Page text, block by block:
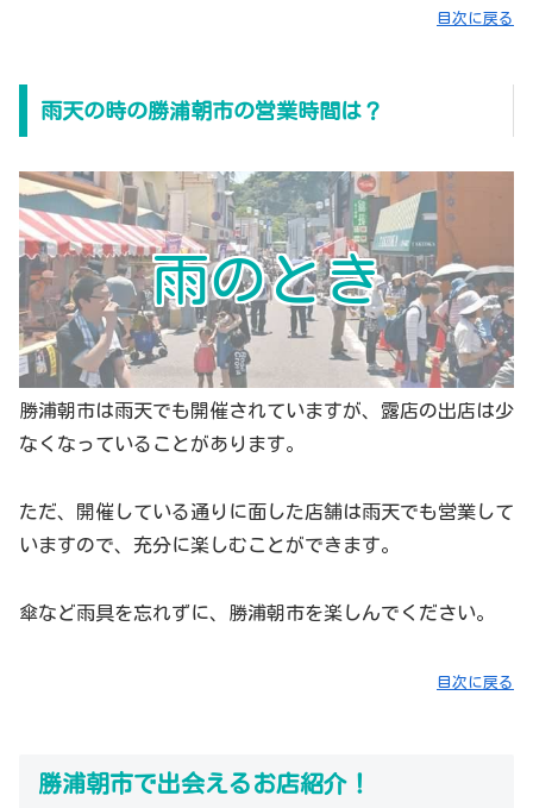
目次に戻る
雨天の時の勝浦朝市の営業時間は？
雨のとき
勝浦朝市は雨天でも開催されていますが、露店の出店は少
なくなっていることがあります。
ただ、開催している通りに面した店舗は雨天でも営業して
いますので、充分に楽しむことができます。
傘など雨具を忘れずに、勝浦朝市を楽しんでください。
目次に戻る
勝浦朝市で出会えるお店紹介！